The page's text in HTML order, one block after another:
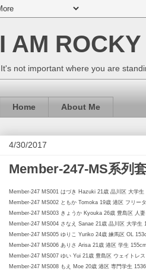
I AM ROCKY
It's not important where you are
Home About Me
4/30/2017
Member-247-MS系列
Member-247 MS001 はづき Hazuki 21歳 品川区 大学
Member-247 MS002 ともか Tomoka 19歳 港区 フリー
Member-247 MS003 きょうか Kyouka 26歳 豊島区 人
Member-247 MS004 さなえ Sanae 21歳 品川区 大学生
Member-247 MS005 ゆりこ Yuriko 24歳 練馬区 OL
Member-247 MS006 ありさ Arisa 21歳 港区 学生
Member-247 MS007 ゆい Yui 21歳 豊島区 ウェイトレ
Member-247 MS008 もえ Moe 20歳 港区 専門学生